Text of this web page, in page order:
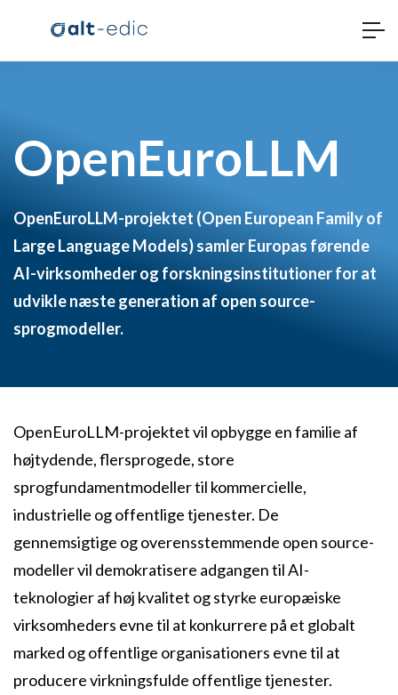
OpenEuroLLM
OpenEuroLLM-projektet (Open European Family of
Large Language Models) samler Europas førende
AI-virksomheder og forskningsinstitutioner for at
udvikle næste generation af open source-
sprogmodeller.
OpenEuroLLM-projektet vil opbygge en familie af
højtydende, flersprogede, store
sprogfundamentmodeller til kommercielle,
industrielle og offentlige tjenester. De
gennemsigtige og overensstemmende open source-
modeller vil demokratisere adgangen til AI-
teknologier af høj kvalitet og styrke europæiske
virksomheders evne til at konkurrere på et globalt
marked og offentlige organisationers evne til at
producere virkningsfulde offentlige tjenester.